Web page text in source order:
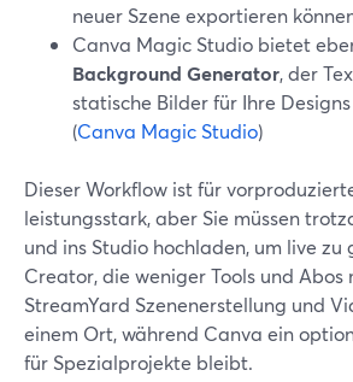
neuer Szene exportieren
Canva Magic Studio bietet
Background Generator, der
statische Bilder für Ihre
(Canva Magic Studio)
Dieser Workflow ist für
leistungsstark, aber Sie müssen
und ins Studio hochladen, um live zu
Creator, die weniger Tools und Abos
StreamYard Szenenerstellung und
einem Ort, während Canva ein
für Spezialprojekte bleibt.